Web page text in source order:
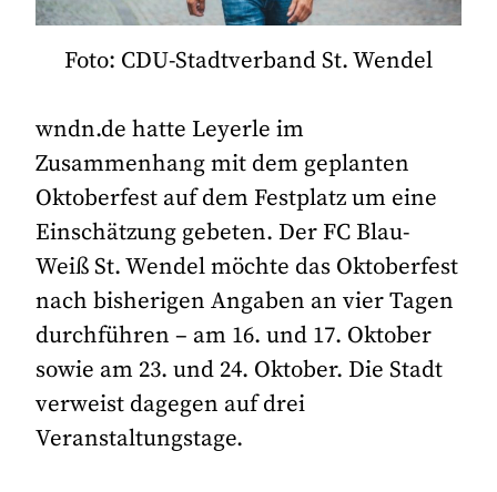
Foto: CDU-Stadtverband St. Wendel
wndn.de hatte Leyerle im
Zusammenhang mit dem geplanten
Oktoberfest auf dem Festplatz um eine
Einschätzung gebeten. Der FC Blau-
Weiß St. Wendel möchte das Oktoberfest
nach bisherigen Angaben an vier Tagen
durchführen – am 16. und 17. Oktober
sowie am 23. und 24. Oktober. Die Stadt
verweist dagegen auf drei
Veranstaltungstage.